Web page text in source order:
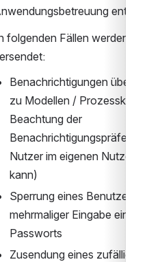
folgenden Fällen werden
Benachrichtigungen über
zu Modellen /
Beachtung der
Nutzer im eigenen
kann)
Sperrung eines
mehrmaliger Eingabe eines
Passworts
Zusendung eines zufällig